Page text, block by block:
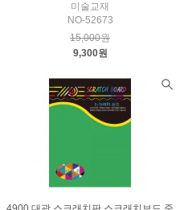
미술교재
NO-52673
15,000원
9,300원